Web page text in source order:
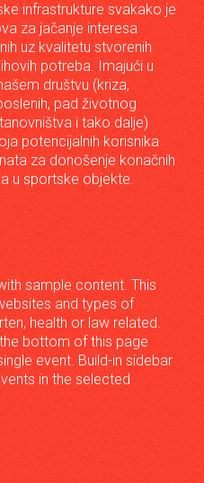
infrastrukture svakako je
za jačanje interesa
uz kvalitetu stvorenih
potreba. Imajući u
društvu (kriza,
pad životnog
i tako dalje)
potencijalnih korisnika
za donošenje konačnih
u sportske objekte.
sample content. This
and types of
health or law related.
bottom of this page
event. Build-in sidebar
in the selected